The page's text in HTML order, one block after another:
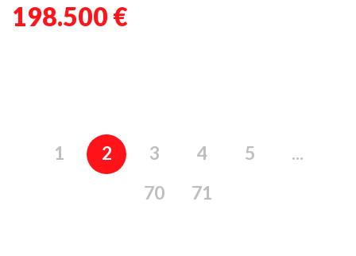
198.500 €
1 2 3 4 5
...
70
71